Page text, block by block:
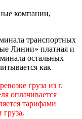
компании,
транспортных
Линии» платная и
остальных
как
груза из г.
оплачивается
тарифами